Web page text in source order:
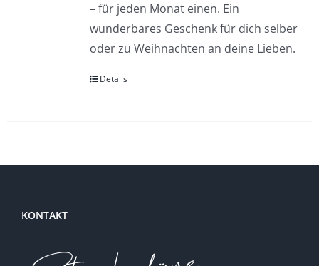
– für jeden Monat einen. Ein
wunderbares Geschenk für dich selber
oder zu Weihnachten an deine Lieben.
Details
KONTAKT